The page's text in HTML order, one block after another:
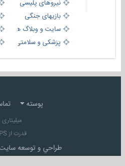
نیروهای پلیسی
بازیهای جنگی
سایت و وبلاگ ها
پزشکی و سلامتی
پوسته
میلیتاری
قدرت از IPS
طراحي و توسعه سايت